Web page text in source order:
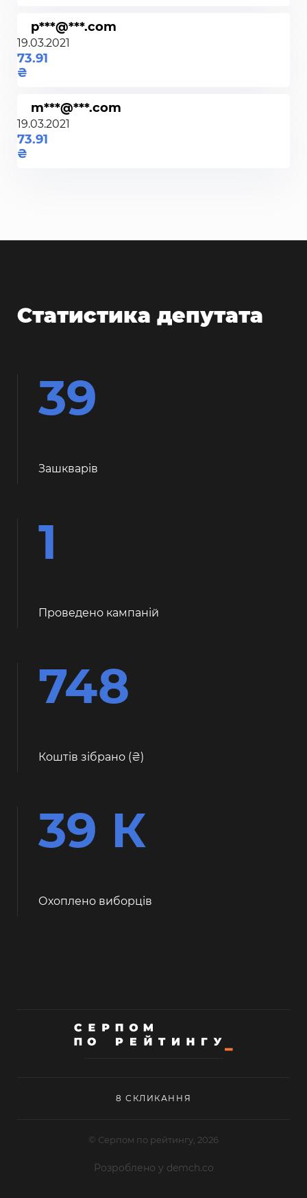
p***@***.com
19.03.2021
73.91
m***@***.com
19.03.2021
73.91
Статистика депутата
39
Зашкварiв
1
Проведено кампаній
748
Коштів зібрано ( )
39 К
Охоплено виборців
8 СКЛИКАННЯ
© Серпом по рейтингу, 2026
Розроблено у demch.co